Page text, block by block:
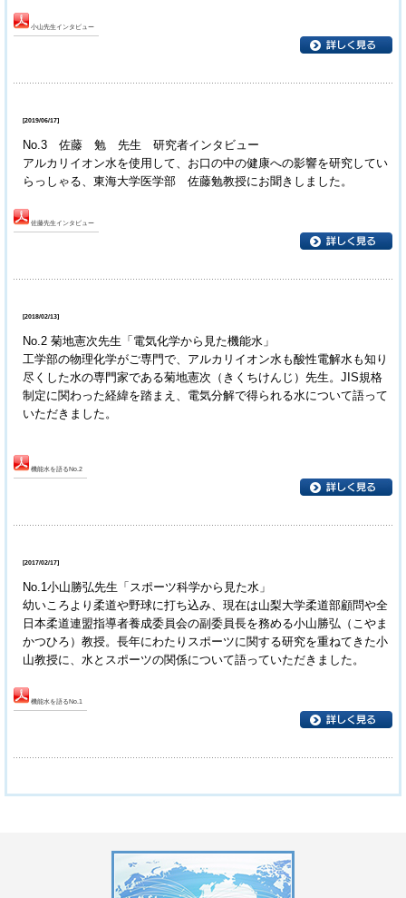
小山先生インタビュー
[2019/06/17]
No.3 佐藤 勉 先生 研究者インタビュー
アルカリイオン水を使用して、お口の中の健康への影響を研究してい
らっしゃる、東海大学医学部 佐藤勉教授にお聞きしました。
佐藤先生インタビュー
[2018/02/13]
No.2 菊地憲次先生「電気化学から見た機能水」
工学部の物理化学がご専門で、アルカリイオン水も酸性電解水も知り
尽くした水の専門家である菊地憲次（きくちけんじ）先生。JIS規格
制定に関わった経緯を踏まえ、電気分解で得られる水について語って
いただきました。
機能水を語るNo.2
[2017/02/17]
No.1小山勝弘先生「スポーツ科学から見た水」
幼いころより柔道や野球に打ち込み、現在は山梨大学柔道部顧問や全
日本柔道連盟指導者養成委員会の副委員長を務める小山勝弘（こやま
かつひろ）教授。長年にわたりスポーツに関する研究を重ねてきた小
山教授に、水とスポーツの関係について語っていただきました。
機能水を語るNo.1